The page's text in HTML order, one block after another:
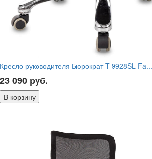
Кресло руководителя Бюрократ T-9928SL Fa...
23 090 руб.